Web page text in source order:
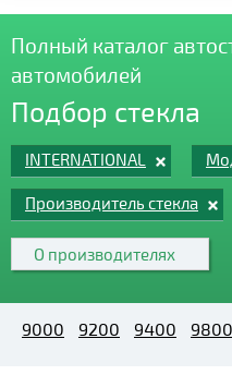
Полный каталог
автомобилей
Подбор стекла
INTERNATIONAL
Производитель стекла
О производителях
9000 9200 9400 9800